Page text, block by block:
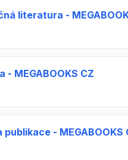
literatura -
MEGABOOKS CZ
- MEGABOOKS